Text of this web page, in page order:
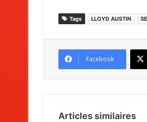
Tags LLOYD AUSTIN
Facebook
Articles similaires